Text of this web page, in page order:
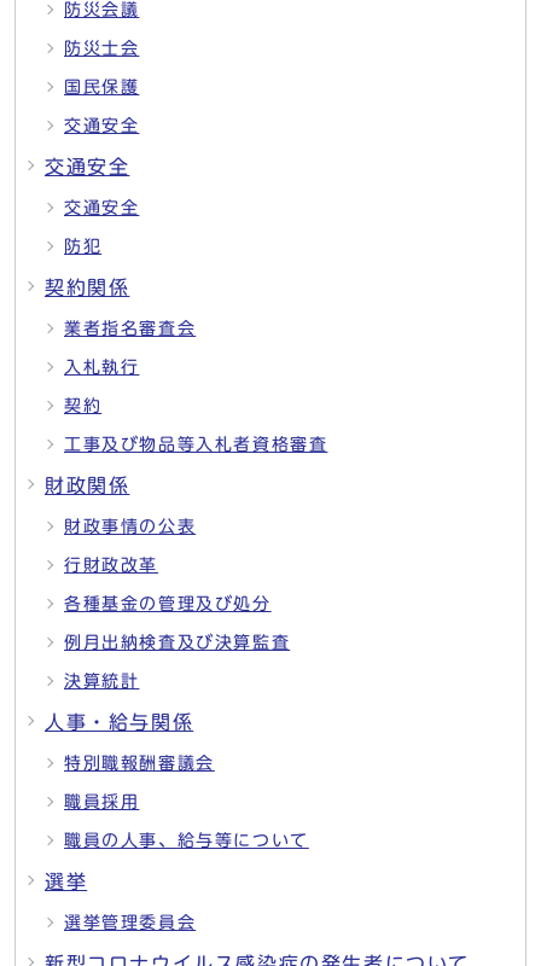
防災会議
防災士会
国民保護
交通安全
交通安全
交通安全
防犯
契約関係
業者指名審査会
入札執行
契約
工事及び物品等入札者資格審査
財政関係
財政事情の公表
行財政改革
各種基金の管理及び処分
例月出納検査及び決算監査
決算統計
人事・給与関係
特別職報酬審議会
職員採用
職員の人事、給与等について
選挙
選挙管理委員会